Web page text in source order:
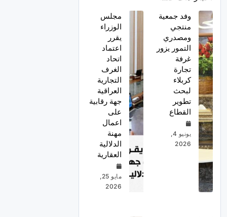
وفد جمعية
منتجي
ومصدري
التمور يزور
غرفة
تجارة
كربلاء
لبحث
تطوير
القطاع
يونيو 4,
2026
مجلس
الوزراء
يقرر
اعتماد
اتحاد
الغرف
التجارية
العراقية
جهة رقابية
على
اعمال
مهنة
الدلالية
العقارية
مايو 25,
2026